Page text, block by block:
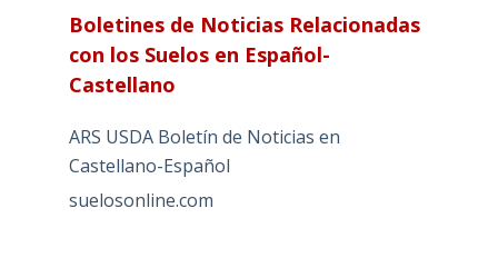
Boletines de Noticias Relacionadas
con los Suelos en Español-
Castellano
ARS USDA Boletín de Noticias en
Castellano-Español
suelosonline.com